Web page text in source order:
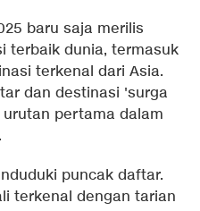
baru saja merilis
terbaik dunia, termasuk
terkenal dari Asia.
dan destinasi 'surga
pertama dalam
puncak daftar.
terkenal dengan tarian